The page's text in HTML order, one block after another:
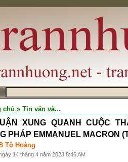
chủ » Tin văn và...
XUNG QUANH CUỘC
PHÁP EMMANUEL MACRON
Tô Hoàng
14 tháng 4 năm 2023 8:46 AM